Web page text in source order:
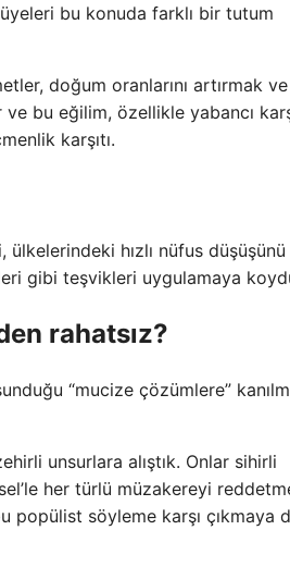
üyeleri bu konuda farklı bir tutum
doğum oranlarını artırmak ve
bu eğilim, özellikle yabancı
karşıtı.
hızlı nüfus
gibi teşvikleri uygulamaya
rahatsız?
“mucize çözümlere”
unsurlara alıştık. Onlar sihirli
her türlü müzakereyi
söyleme karşı çıkmaya